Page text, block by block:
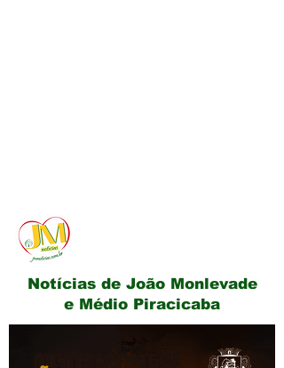
Notícias de João Monlevade
e Médio Piracicaba